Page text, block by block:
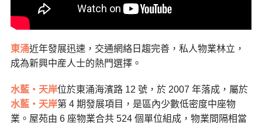
東涌近年發展迅速，交通網絡日趨完善，私人物業林立，
成為新興中産人士的熱門選擇。
水藍・天岸位於東涌海濱路 12 號，於 2007 年落成，屬於
水藍・天岸第 4 期發展項目，是區內少數低密度中座物
業。屋苑由 6 座物業合共 524 個單位組成，物業間隔相當